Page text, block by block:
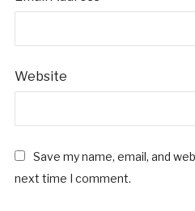
Website
Save my name, email, and
next time I comment.